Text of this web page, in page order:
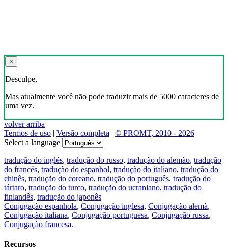
×
Desculpe,
Mas atualmente você não pode traduzir mais de 5000 caracteres de
uma vez.
volver arriba
Termos de uso | Versão completa | © PROMT, 2010 - 2026
Select a language
tradução do inglés, tradução do russo, tradução do alemão, tradução
do francês, tradução do espanhol, tradução do italiano, tradução do
chinês, tradução do coreano, tradução do português, tradução do
tártaro, tradução do turco, tradução do ucraniano, tradução do
finlandês, tradução do japonês
Conjugação espanhola, Conjugação inglesa, Conjugação alemã,
Conjugação italiana, Conjugação portuguesa, Conjugação russa,
Conjugação francesa.
Recursos